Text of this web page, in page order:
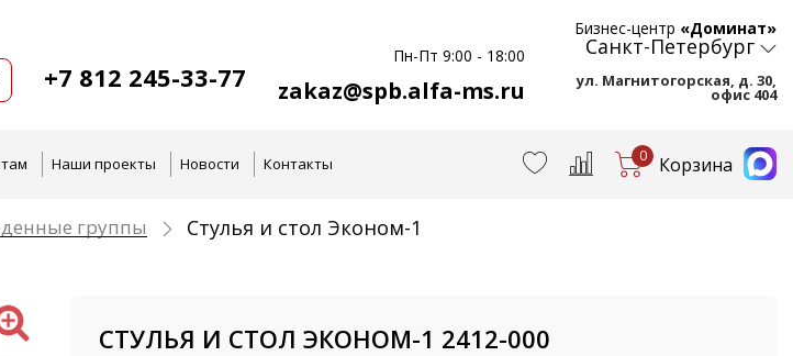
+7 812 245-33-77
Пн-Пт 9:00 - 18:00
zakaz@spb.alfa-ms.ru
Бизнес-центр «Доминат»
Санкт-Петербург
ул. Магнитогорская, д. 30,
офис 404
Наши проекты Новости Контакты 0 Корзина
группы Стулья и стол Эконом-1
СТУЛЬЯ И СТОЛ ЭКОНОМ-1 2412-000